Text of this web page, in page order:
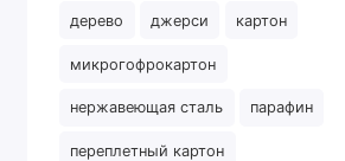
дерево джерси картон
микрогофрокартон
нержавеющая сталь парафин
переплетный картон